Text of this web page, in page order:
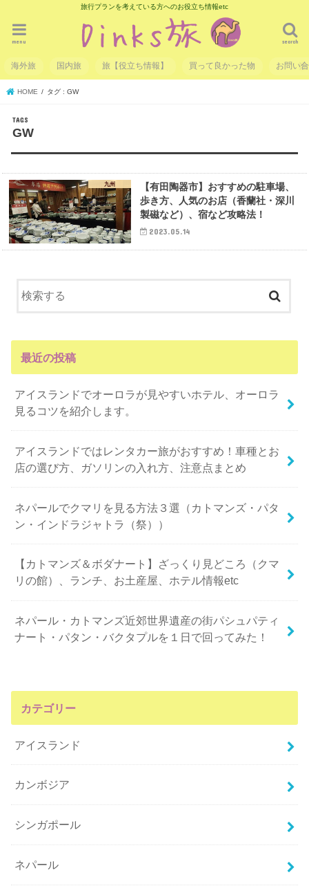
旅行プランを考えている方へのお役立ち情報etc
search
menu
海外旅 国内旅 旅【役立ち情報】 買って良かった物 お問い
HOME タグ : GW
GW
九州
【有田陶器市】おすすめの駐車場、
歩き方、人気のお店（香蘭社・深川
製磁など）、宿など攻略法！
2023.05.14
最近の投稿
アイスランドでオーロラが見やすいホテル、オーロラ
見るコツを紹介します。
アイスランドではレンタカー旅がおすすめ！車種とお
店の選び方、ガソリンの入れ方、注意点まとめ
ネパールでクマリを見る方法３選（カトマンズ・パタ
ン・インドラジャトラ（祭））
【カトマンズ＆ボダナート】ざっくり見どころ（クマ
リの館）、ランチ、お土産屋、ホテル情報etc
ネパール・カトマンズ近郊世界遺産の街パシュパティ
ナート・パタン・バクタプルを１日で回ってみた！
カテゴリー
アイスランド
カンボジア
シンガポール
ネパール